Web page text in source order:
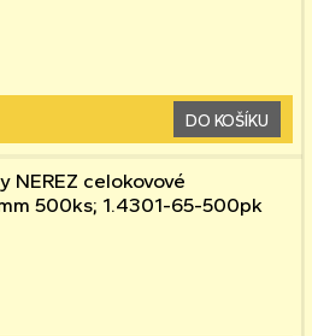
DO KOŠÍKU
NEREZ celokovové
500ks; 1.4301-65-500pk